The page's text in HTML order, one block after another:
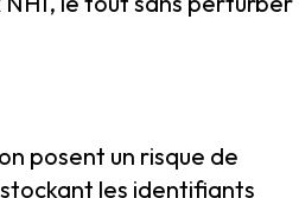
posent un risque de
les identifiants